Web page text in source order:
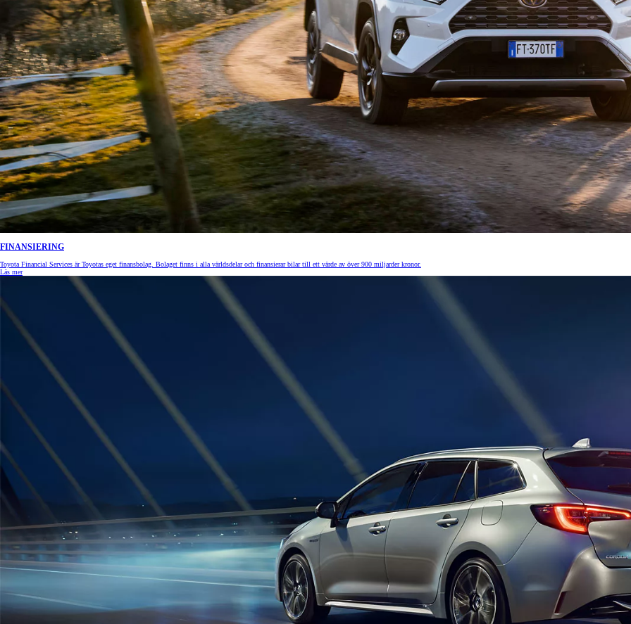
FINANSIERING
Toyota Financial Services är Toyotas eget finansbolag. Bolaget finns i alla världsdelar och finansierar bilar till ett värde av över 900 miljarder kronor.
Läs mer